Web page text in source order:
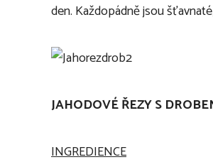
den. Každopádně jsou
JAHODOVÉ ŘEZY S
INGREDIENCE